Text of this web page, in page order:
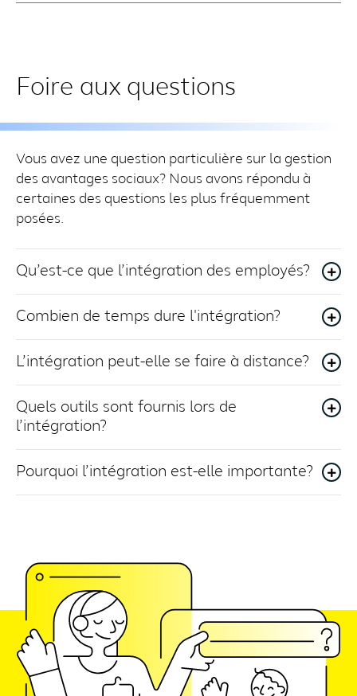
Foire aux questions
Vous avez une question particulière sur la gestion
des avantages sociaux? Nous avons répondu à
certaines des questions les plus fréquemment
posées.
Qu’est-ce que l’intégration des employés?
Combien de temps dure l'intégration?
L’intégration peut-elle se faire à distance?
Quels outils sont fournis lors de
l’intégration?
Pourquoi l’intégration est-elle importante?